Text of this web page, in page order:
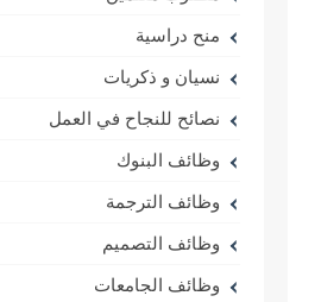
منح دراسية
نسيان و ذكريات
نصائح للنجاح في العمل
وظائف البنوك
وظائف الترجمة
وظائف التصميم
وظائف الجامعات